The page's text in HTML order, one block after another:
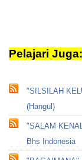
Pelajari Juga:
"SILSILAH
(Hangul)
"SALAM
Bhs Indonesia